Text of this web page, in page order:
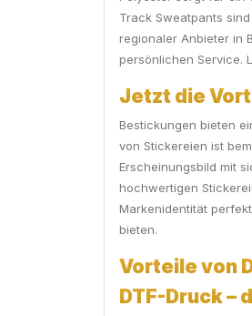
Track Sweatpants
regionaler Anbieter in
persönlichen Service.
Jetzt die
Bestickungen bieten
von Stickereien ist
Erscheinungsbild mit
hochwertigen
Markenidentität
bieten.
Vorteile von
DTF-Druck –